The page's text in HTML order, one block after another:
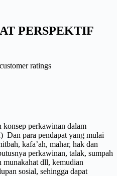
PERSPEKTIF
customer ratings
perkawinan dalam
Dan para pendapat yang mulai
kafa’ah, mahar, hak dan
perkawinan, talak, sumpah
dll, kemudian
sosial, sehingga dapat